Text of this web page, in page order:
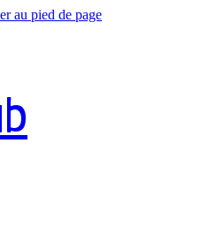
au pied de page